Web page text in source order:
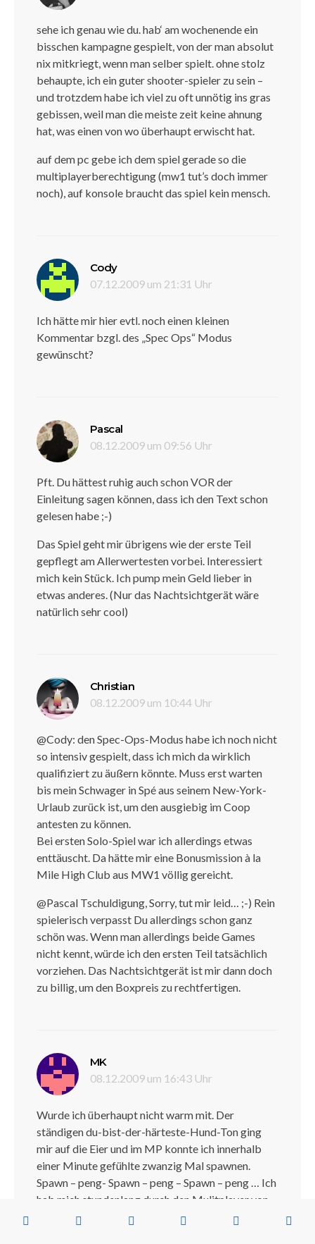
sehe ich genau wie du. hab‘ am wochenende ein
bisschen kampagne gespielt, von der man absolut
nix mitkriegt, wenn man selber spielt. ohne stolz
behaupte, ich ein guter shooter-spieler zu sein –
und trotzdem habe ich viel zu oft unnötig ins gras
gebissen, weil man die meiste zeit keine ahnung
hat, was einen von wo überhaupt erwischt hat.
auf dem pc gebe ich dem spiel gerade so die
multiplayerberechtigung (mw1 tut’s doch immer
noch), auf konsole braucht das spiel kein mensch.
Codysagt:
07.12.2009 um 21:31 Uhr
Ich hätte mir hier evtl. noch einen kleinen
Kommentar bzgl. des „Spec Ops“ Modus
gewünscht?
Pascal
08.12.2009 um 09:56 Uhr
Pft. Du hättest ruhig auch schon VOR der
Einleitung sagen können, dass ich den Text schon
gelesen habe ;-)
Das Spiel geht mir übrigens wie der erste Teil
gepflegt am Allerwertesten vorbei. Interessiert
mich kein Stück. Ich pump mein Geld lieber in
etwas anderes. (Nur das Nachtsichtgerät wäre
natürlich sehr cool)
Christiansagt:
08.12.2009 um 10:44 Uhr
@Cody: den Spec-Ops-Modus habe ich noch nicht
so intensiv gespielt, dass ich mich da wirklich
qualifiziert zu äußern könnte. Muss erst warten
bis mein Schwager in Spé aus seinem New-York-
Urlaub zurück ist, um den ausgiebig im Coop
antesten zu können.
Bei ersten Solo-Spiel war ich allerdings etwas
enttäuscht. Da hätte mir eine Bonusmission à la
Mile High Club aus MW1 völlig gereicht.
@Pascal Tschuldigung, Sorry, tut mir leid… ;-) Rein
spielerisch verpasst Du allerdings schon ganz
schön was. Wenn man allerdings beide Games
nicht kennt, würde ich den ersten Teil tatsächlich
vorziehen. Das Nachtsichtgerät ist mir dann doch
zu billig, um den Boxpreis zu rechtfertigen.
MKsagt:
08.12.2009 um 16:43 Uhr
Wurde ich überhaupt nicht warm mit. Der
ständigen du-bist-der-härteste-Hund-Ton ging
mir auf die Eier und im MP konnte ich innerhalb
einer Minute gefühlte zwanzig Mal spawnen.
Spawn – peng- Spawn – peng – Spawn – peng … Ich
hab mich stundenlang durch den Mulitplayer von
BF BC, BF 1942, Killzone 2 (lieber nicht abkürzen